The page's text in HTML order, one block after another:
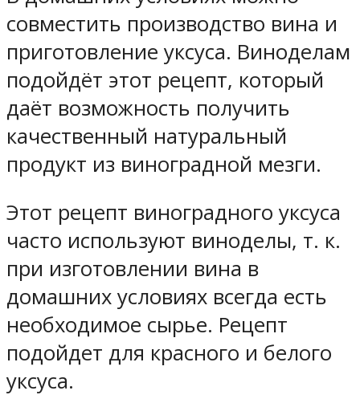
совместить производство вина и
приготовление уксуса. Виноделам
подойдёт этот рецепт, который
даёт возможность получить
качественный натуральный
продукт из виноградной мезги.
Этот рецепт виноградного уксуса
часто используют виноделы, т. к.
при изготовлении вина в
домашних условиях всегда есть
необходимое сырье. Рецепт
подойдет для красного и белого
уксуса.